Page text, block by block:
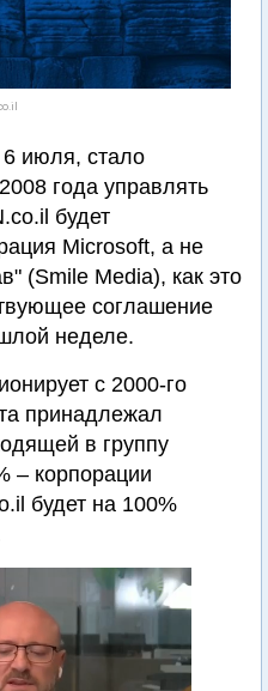
6 июля, стало
года управлять
будет
Microsoft, а не
(Smile Media), как это
соглашение
неделе.
с 2000-го
принадлежал
в группу
– корпорации
будет на 100%